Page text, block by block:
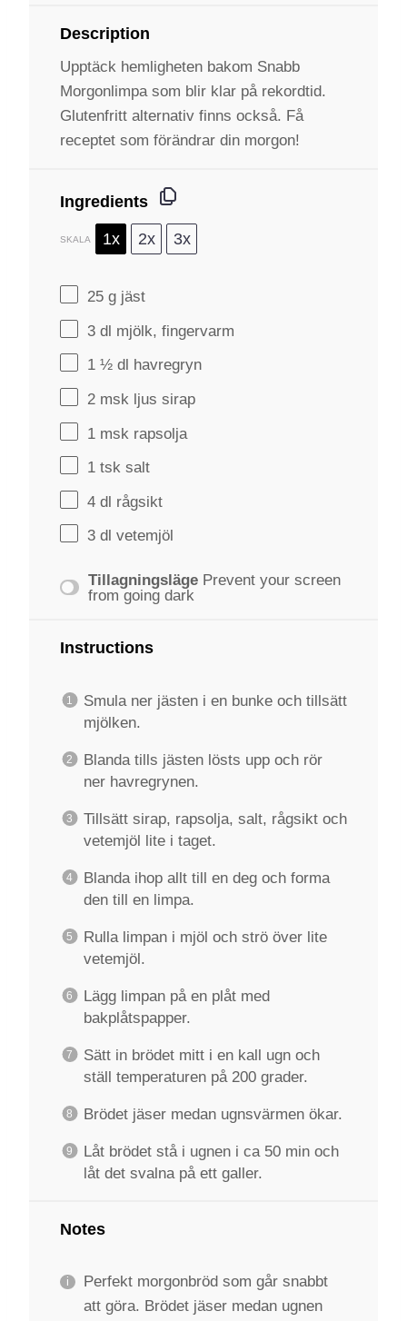
Description
Upptäck hemligheten bakom Snabb
Morgonlimpa som blir klar på rekordtid.
Glutenfritt alternativ finns också. Få
receptet som förändrar din morgon!
Ingredients
SKALA 1x 2x 3x
25 g jäst
3 dl mjölk, fingervarm
1 ½ dl havregryn
2 msk ljus sirap
1 msk rapsolja
1 tsk salt
4 dl rågsikt
3 dl vetemjöl
Tillagningsläge Prevent your screen
from going dark
Instructions
Smula ner jästen i en bunke och tillsätt
mjölken.
Blanda tills jästen lösts upp och rör
ner havregrynen.
Tillsätt sirap, rapsolja, salt, rågsikt och
vetemjöl lite i taget.
Blanda ihop allt till en deg och forma
den till en limpa.
Rulla limpan i mjöl och strö över lite
vetemjöl.
Lägg limpan på en plåt med
bakplåtspapper.
Sätt in brödet mitt i en kall ugn och
ställ temperaturen på 200 grader.
Brödet jäser medan ugnsvärmen ökar.
Låt brödet stå i ugnen i ca 50 min och
låt det svalna på ett galler.
Notes
Perfekt morgonbröd som går snabbt
att göra. Brödet jäser medan ugnen